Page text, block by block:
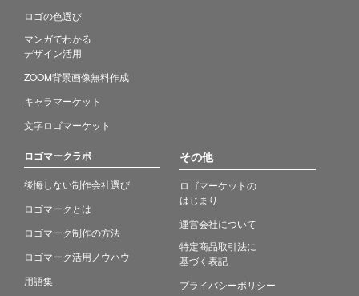
ロゴの色選び
マンガでわかる
デザイン活用
ZOOM背景画像無料作成
キャラマーケット
文字ロゴマーケット
ロゴマークラボ
後悔しない制作会社選び
ロゴマークとは
ロゴマーク制作の方法
ロゴマーク活用ノウハウ
用語集
その他
ロゴマーケットの
はじまり
運営会社について
特定商品取引法に
基づく表記
プライバシーポリシー